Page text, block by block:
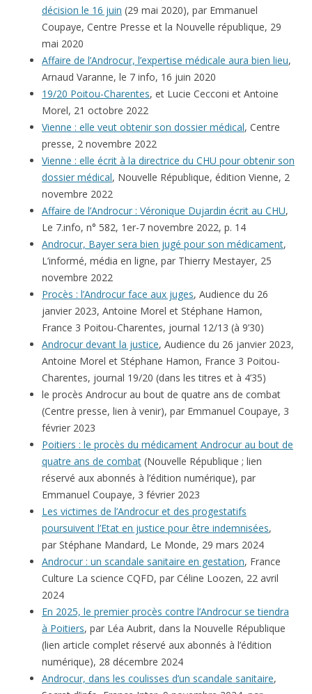
décision le 16 juin (29 mai 2020), par Emmanuel
Coupaye, Centre Presse et la Nouvelle république, 29
mai 2020
Affaire de l’Androcur, l’expertise médicale aura bien lieu,
Arnaud Varanne, le 7 info, 16 juin 2020
19/20 Poitou-Charentes, et Lucie Cecconi et Antoine
Morel, 21 octobre 2022
Vienne : elle veut obtenir son dossier médical, Centre
presse, 2 novembre 2022
Vienne : elle écrit à la directrice du CHU pour obtenir son
dossier médical, Nouvelle République, édition Vienne, 2
novembre 2022
Affaire de l’Androcur : Véronique Dujardin écrit au CHU,
Le 7.info, n° 582, 1er-7 novembre 2022, p. 14
Androcur, Bayer sera bien jugé pour son médicament,
L’informé, média en ligne, par Thierry Mestayer, 25
novembre 2022
Procès : l’Androcur face aux juges, Audience du 26
janvier 2023, Antoine Morel et Stéphane Hamon,
France 3 Poitou-Charentes, journal 12/13 (à 9’30)
Androcur devant la justice, Audience du 26 janvier 2023,
Antoine Morel et Stéphane Hamon, France 3 Poitou-
Charentes, journal 19/20 (dans les titres et à 4’35)
le procès Androcur au bout de quatre ans de combat
(Centre presse, lien à venir), par Emmanuel Coupaye, 3
février 2023
Poitiers : le procès du médicament Androcur au bout de
quatre ans de combat (Nouvelle République ; lien
réservé aux abonnés à l’édition numérique), par
Emmanuel Coupaye, 3 février 2023
Les victimes de l’Androcur et des progestatifs
poursuivent l’Etat en justice pour être indemnisées,
par Stéphane Mandard, Le Monde, 29 mars 2024
Androcur : un scandale sanitaire en gestation, France
Culture La science CQFD, par Céline Loozen, 22 avril
2024
En 2025, le premier procès contre l’Androcur se tiendra
à Poitiers, par Léa Aubrit, dans la Nouvelle République
(lien article complet réservé aux abonnés à l’édition
numérique), 28 décembre 2024
Androcur, dans les coulisses d’un scandale sanitaire,